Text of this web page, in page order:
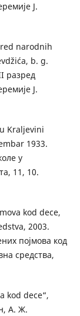
Ј.
narodnih
b. g.
разред
Ј.
Kraljevini
1933.
у
11, 10.
kod dece,
2003.
појмова код
средства,
kod dece“,
А. Ж.